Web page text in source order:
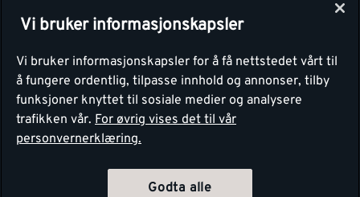
Montér
Vi bruker informasjonskapsler
Vi bruker informasjonskapsler for å få nettstedet vårt til
å fungere ordentlig, tilpasse innhold og annonser, tilby
funksjoner knyttet til sosiale medier og analysere
trafikken vår. For øvrig vises det til vår
personvernerklæring.
Godta alle